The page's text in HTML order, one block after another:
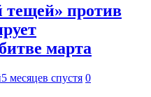
тещей» против
марта
5 месяцев спустя 0